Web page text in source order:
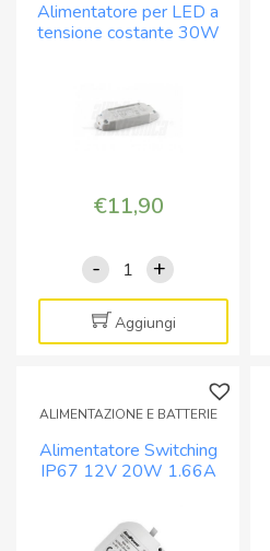
4W
2,5-
Alimentatore per LED a
tensione costante 30W
€11,90
-
Alimentatore
per
LED
a
30W
12Vdc
quantità
+
Aggiungi
ALIMENTAZIONE E BATTERIE
Alimentatore Switching
IP67 12V 20W 1.66A